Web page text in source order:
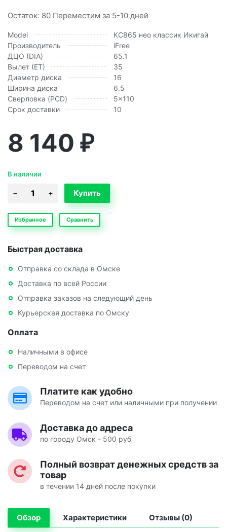
Остаток: 80 Переместим за 5-10 дней
Model
КС865 нео классик Икигай
Производитель
iFree
ДЦО (DIA)
65.1
Вылет (ЕТ)
35
Диаметр диска
16
Ширина диска
6.5
Сверловка (PCD)
5x110
Срок доставки
10
8 140 ₽
В наличии
Избранное Сравнить
Быстрая доставка
Отправка со склада в Омске
Доставка по всей России
Отправка заказов на следующий день
Курьерская доставка по Омску
Оплата
Наличными в офисе
Переводом на счет
Платите как удобно
Переводом на счет или наличными при получении
Доставка до адреса
по городу Омск - 500 руб
Полный возврат денежных средств за
товар
в течении 14 дней после покупки
Обзор Характеристики Отзывы (0)